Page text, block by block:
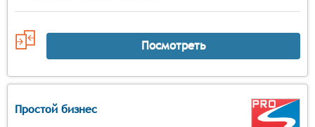
Посмотреть
Простой бизнес